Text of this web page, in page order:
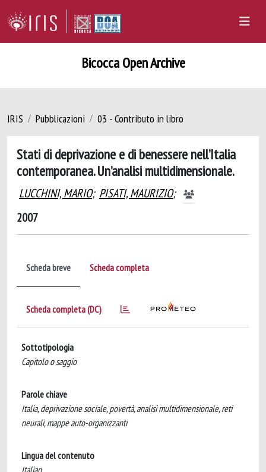
Bicocca Open Archive
IRIS Pubblicazioni 03 - Contributo in libro
Stati di deprivazione e di benessere nell’Italia
contemporanea. Un’analisi multidimensionale.
LUCCHINI, MARIO; PISATI, MAURIZIO;
2007
Scheda breve Scheda completa
Scheda completa (DC)
Sottotipologia
Capitolo o saggio
Parole chiave
Italia, deprivazione sociale, povertà, analisi multidimensionale, reti
neurali, mappe auto-organizzanti
Lingua del contenuto
Italian